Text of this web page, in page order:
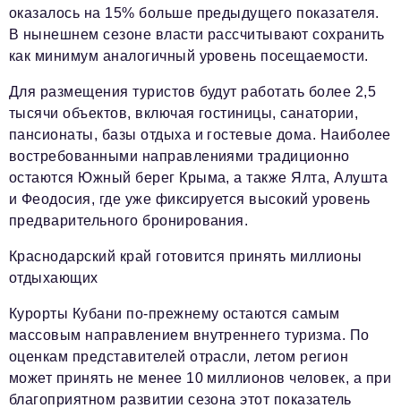
оказалось на 15% больше предыдущего показателя.
В нынешнем сезоне власти рассчитывают сохранить
как минимум аналогичный уровень посещаемости.
Для размещения туристов будут работать более 2,5
тысячи объектов, включая гостиницы, санатории,
пансионаты, базы отдыха и гостевые дома. Наиболее
востребованными направлениями традиционно
остаются Южный берег Крыма, а также Ялта, Алушта
и Феодосия, где уже фиксируется высокий уровень
предварительного бронирования.
Краснодарский край готовится принять миллионы
отдыхающих
Курорты Кубани по-прежнему остаются самым
массовым направлением внутреннего туризма. По
оценкам представителей отрасли, летом регион
может принять не менее 10 миллионов человек, а при
благоприятном развитии сезона этот показатель